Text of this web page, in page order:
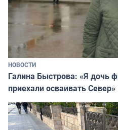
НОВОСТИ
Галина Быстрова: «Я дочь
приехали осваивать Север»